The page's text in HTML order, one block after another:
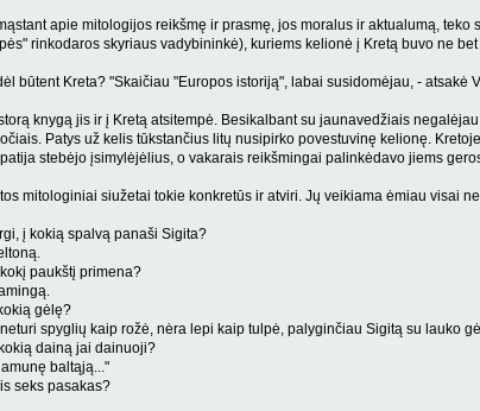
apie mitologijos reikšmę ir prasmę, jos moralus ir aktualumą,
rinkodaros skyriaus vadybininkė), kuriems kelionė į Kretą buvo ne
būtent Kreta? "Skaičiau "Europos istoriją", labai susidomėjau, -
knygą jis ir į Kretą atsitempė. Besikalbant su jaunavedžiais
Patys už kelis tūkstančius litų nusipirko povestuvinę kelionę.
stebėjo įsimylėjėlius, o vakarais reikšmingai palinkėdavo jiems
mitologiniai siužetai tokie konkretūs ir atviri. Jų veikiama ėmiau visai
į kokią spalvą panaši Sigita?
paukštį primena?
gėlę?
spyglių kaip rožė, nėra lepi kaip tulpė, palyginčiau Sigitą su lauko
dainą jai dainuoji?
baltąją..."
seks pasakas?